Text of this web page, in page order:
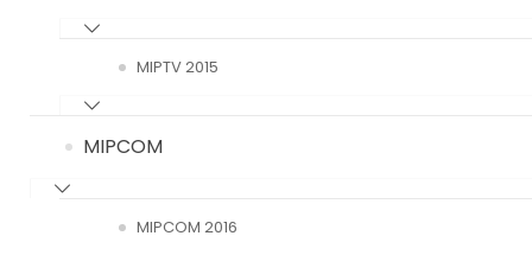
MIPTV 2015
MIPCOM
MIPCOM 2016